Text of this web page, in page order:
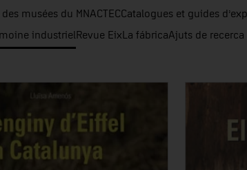
musées du MNACTECCatalogues et guides
industriel Revue Eix La fábricaAjuts de